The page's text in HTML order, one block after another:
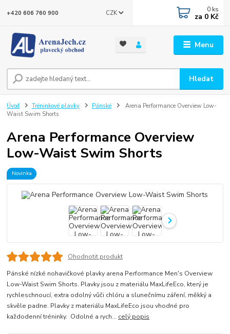
Menu
CZK
Hledat
+420 606 760 900 0 ks
za 0 Kč
Úvod Tréninkové plavky Pánské
Arena Performance Overview Low-
Waist Swim Shorts
Arena Performance Overview
Low-Waist Swim Shorts
Novinka
Ohodnotit produkt
Pánské nízké nohavičkové plavky arena Performance Men's Overview
Low-Waist Swim Shorts. Plavky jsou z materiálu MaxLifeEco, který je
rychleschnoucí, extra odolný vůči chlóru a slunečnímu záření, měkký a
skvěle padne. Plavky z materiálu MaxLifeEco jsou vhodné pro
každodenní tréninky. Odolné a rych... celý popis